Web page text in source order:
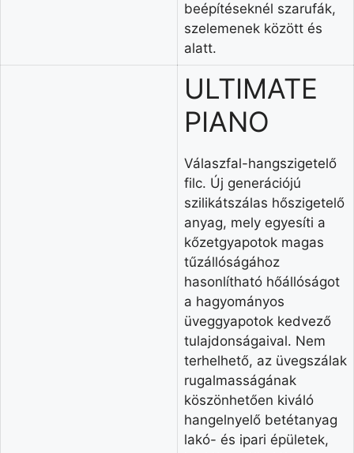
beépítéseknél szarufák,
szelemenek között és
alatt.
ULTIMATE
PIANO
​Válaszfal-hangszigetelő
filc. Új generációjú
szilikátszálas hőszigetelő
anyag, mely egyesíti a
kőzetgyapotok magas
tűzállóságához
hasonlítható hőállóságot
a hagyományos
üveggyapotok kedvező
tulajdonságaival. Nem
terhelhető, az üvegszálak
rugalmasságának
köszönhetően kiváló
hangelnyelő betétanyag
lakó- és ipari épületek,